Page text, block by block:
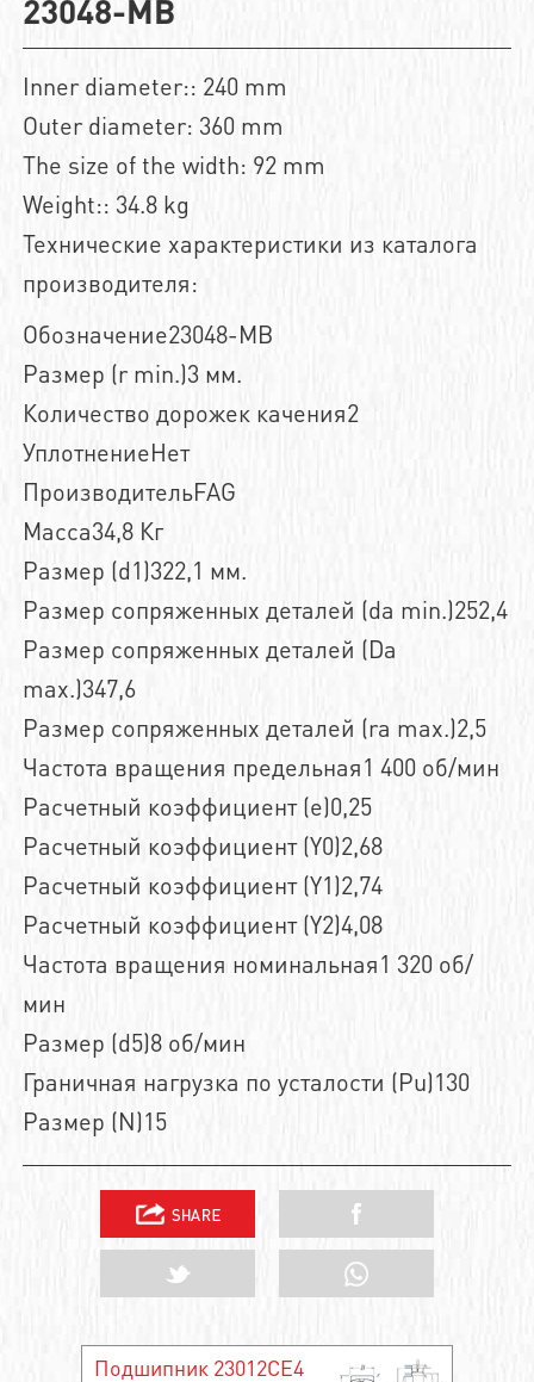
23048-MB
Inner diameter:: 240 mm
Outer diameter: 360 mm
The size of the width: 92 mm
Weight:: 34.8 kg
Технические характеристики из каталога
производителя:
Обозначение23048-MB
Размер (r min.)3 мм.
Количество дорожек качения2
УплотнениеНет
ПроизводительFAG
Масса34,8 Кг
Размер (d1)322,1 мм.
Размер сопряженных деталей (da min.)252,4
Размер сопряженных деталей (Da
max.)347,6
Размер сопряженных деталей (ra max.)2,5
Частота вращения предельная1 400 об/мин
Расчетный коэффициент (e)0,25
Расчетный коэффициент (Y0)2,68
Расчетный коэффициент (Y1)2,74
Расчетный коэффициент (Y2)4,08
Частота вращения номинальная1 320 об/
мин
Размер (d5)8 об/мин
Граничная нагрузка по усталости (Pu)130
Размер (N)15
Подшипник 23012CE4